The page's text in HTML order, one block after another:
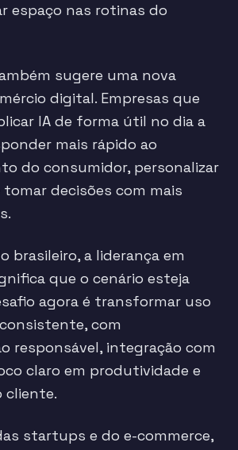
espaço nas rotinas do
sugere uma nova
digital. Empresas que
IA de forma útil no dia a
mais rápido ao
do consumidor, personalizar
tomar decisões com mais
brasileiro, a liderança em
que o cenário esteja
agora é transformar uso
com
responsável, integração com
claro em produtividade e
cliente.
startups e do e-commerce,